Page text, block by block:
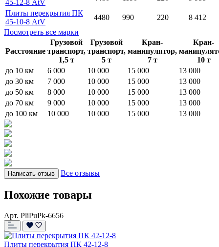
45-12-8 AtV
Плиты перекрытия ПК
45-10-8 AtV
4480 990 220
8 412
Посмотреть все марки
Расстояние
Грузовой
транспорт,
1,5 т
Грузовой
транспорт,
5 т
Кран-
манипулятор,
7 т
Кран-
10 т
до 10 км
6 000 10 000 15 000
13 000
до 30 км
7 000 10 000 15 000
13 000
до 50 км
8 000 10 000 15 000
13 000
до 70 км
9 000 10 000 15 000
13 000
до 100 км
10 000 10 000 15 000 13 000
Написать отзыв Все отзывы
Похожие товары
Арт. PliPuPk-6656
Плиты перекрытия ПК 42-12-8